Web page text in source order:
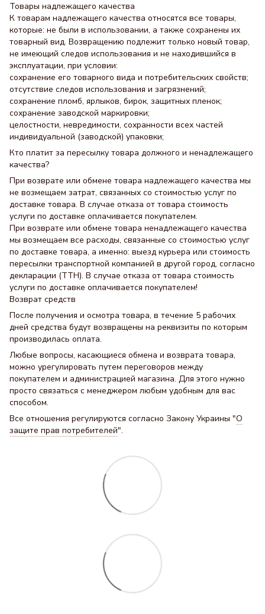
Товары надлежащего качества
К товарам надлежащего качества относятся все товары,
которые: не были в использовании, а также сохранены их
товарный вид. Возвращению подлежит только новый товар,
не имеющий следов использования и не находившийся в
эксплуатации, при условии:
сохранение его товарного вида и потребительских свойств;
отсутствие следов использования и загрязнений;
сохранение пломб, ярлыков, бирок, защитных пленок;
сохранение заводской маркировки;
целостности, невредимости, сохранности всех частей
индивидуальной (заводской) упаковки;
Кто платит за пересылку товара должного и ненадлежащего
качества?
При возврате или обмене товара надлежащего качества мы
не возмещаем затрат, связанных со стоимостью услуг по
доставке товара. В случае отказа от товара стоимость
услуги по доставке оплачивается покупателем.
При возврате или обмене товара ненадлежащего качества
мы возмещаем все расходы, связанные со стоимостью услуг
по доставке товара, а именно: выезд курьера или стоимость
пересылки транспортной компанией в другой город, согласно
декларации (ТТН). В случае отказа от товара стоимость
услуги по доставке оплачивается покупателем!
Возврат средств
После получения и осмотра товара, в течение 5 рабочих
дней средства будут возвращены на реквизиты по которым
производилась оплата.
Любые вопросы, касающиеся обмена и возврата товара,
можно урегулировать путем переговоров между
покупателем и администрацией магазина. Для этого нужно
просто связаться с менеджером любым удобным для вас
способом.
Все отношения регулируются согласно Закону Украины "О
защите прав потребителей".